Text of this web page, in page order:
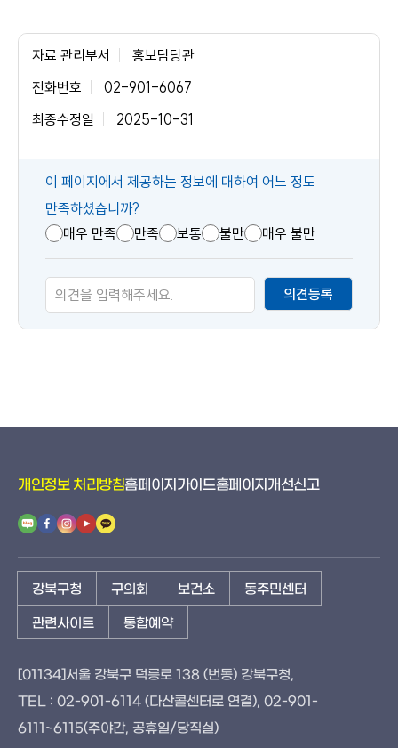
자료 관리부서
홍보담당관
전화번호
02-901-6067
최종수정일
2025-10-31
콘
텐
츠
만
족
도
이 페이지에서 제공하는 정보에 대하여 어느 정도
만족하셨습니까?
매우 만족
만족 보통 불만 매우 불만
의견등록
개인정보 처리방침홈페이지가이드홈페이지개선신고
강북구청 구의회 보건소 동주민센터
관련사이트 통합예약
[01134]서울 강북구 덕릉로 138 (번동) 강북구청,
TEL : 02-901-6114 (다산콜센터로 연결), 02-901-
6111~6115(주야간, 공휴일/당직실)